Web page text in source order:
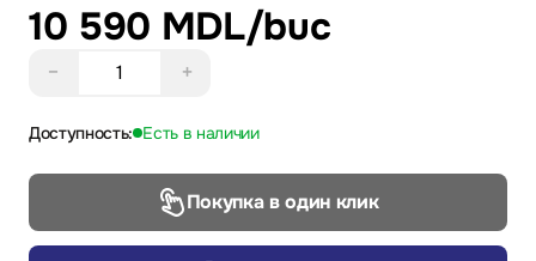
10 590 MDL/buc
− +
Доступность: Есть в наличии
Покупка в один клик